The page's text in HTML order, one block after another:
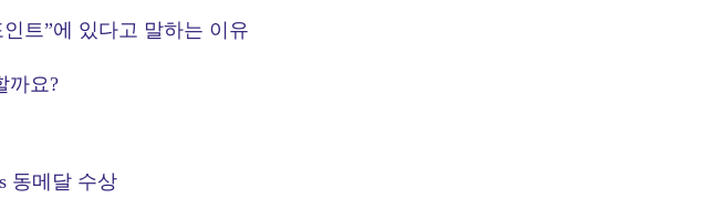
트”에 있다고 말하는 이유
까요?
동메달 수상